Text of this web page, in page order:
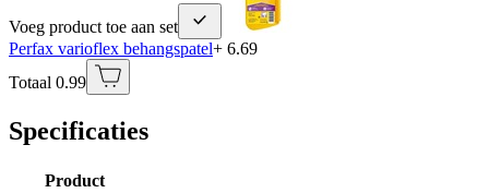
Voeg product toe aan set
Perfax varioflex behangspatel+ 6.69
Totaal 0.99
Specificaties
Product